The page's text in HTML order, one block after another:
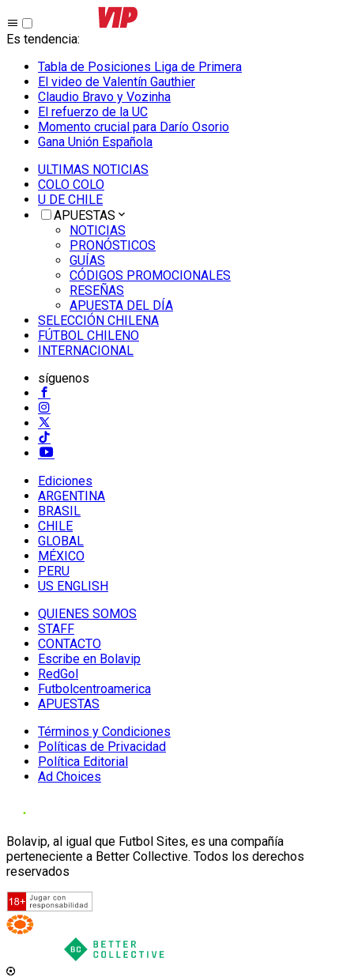
Es tendencia:
Tabla de Posiciones Liga de Primera
El video de Valentín Gauthier
Claudio Bravo y Vozinha
El refuerzo de la UC
Momento crucial para Darío Osorio
Gana Unión Española
ULTIMAS NOTICIAS
COLO COLO
U DE CHILE
APUESTAS
NOTICIAS
PRONÓSTICOS
GUÍAS
CÓDIGOS PROMOCIONALES
RESEÑAS
APUESTA DEL DÍA
SELECCIÓN CHILENA
FÚTBOL CHILENO
INTERNACIONAL
síguenos
Ediciones
ARGENTINA
BRASIL
CHILE
GLOBAL
MÉXICO
PERU
US ENGLISH
QUIENES SOMOS
STAFF
CONTACTO
Escribe en Bolavip
RedGol
Futbolcentroamerica
APUESTAS
Términos y Condiciones
Políticas de Privacidad
Política Editorial
Ad Choices
Bolavip, al igual que Futbol Sites, es una compañía
perteneciente a Better Collective. Todos los derechos
reservados